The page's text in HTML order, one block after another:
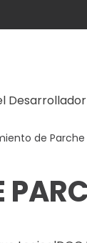
Desarrollador
de Parche